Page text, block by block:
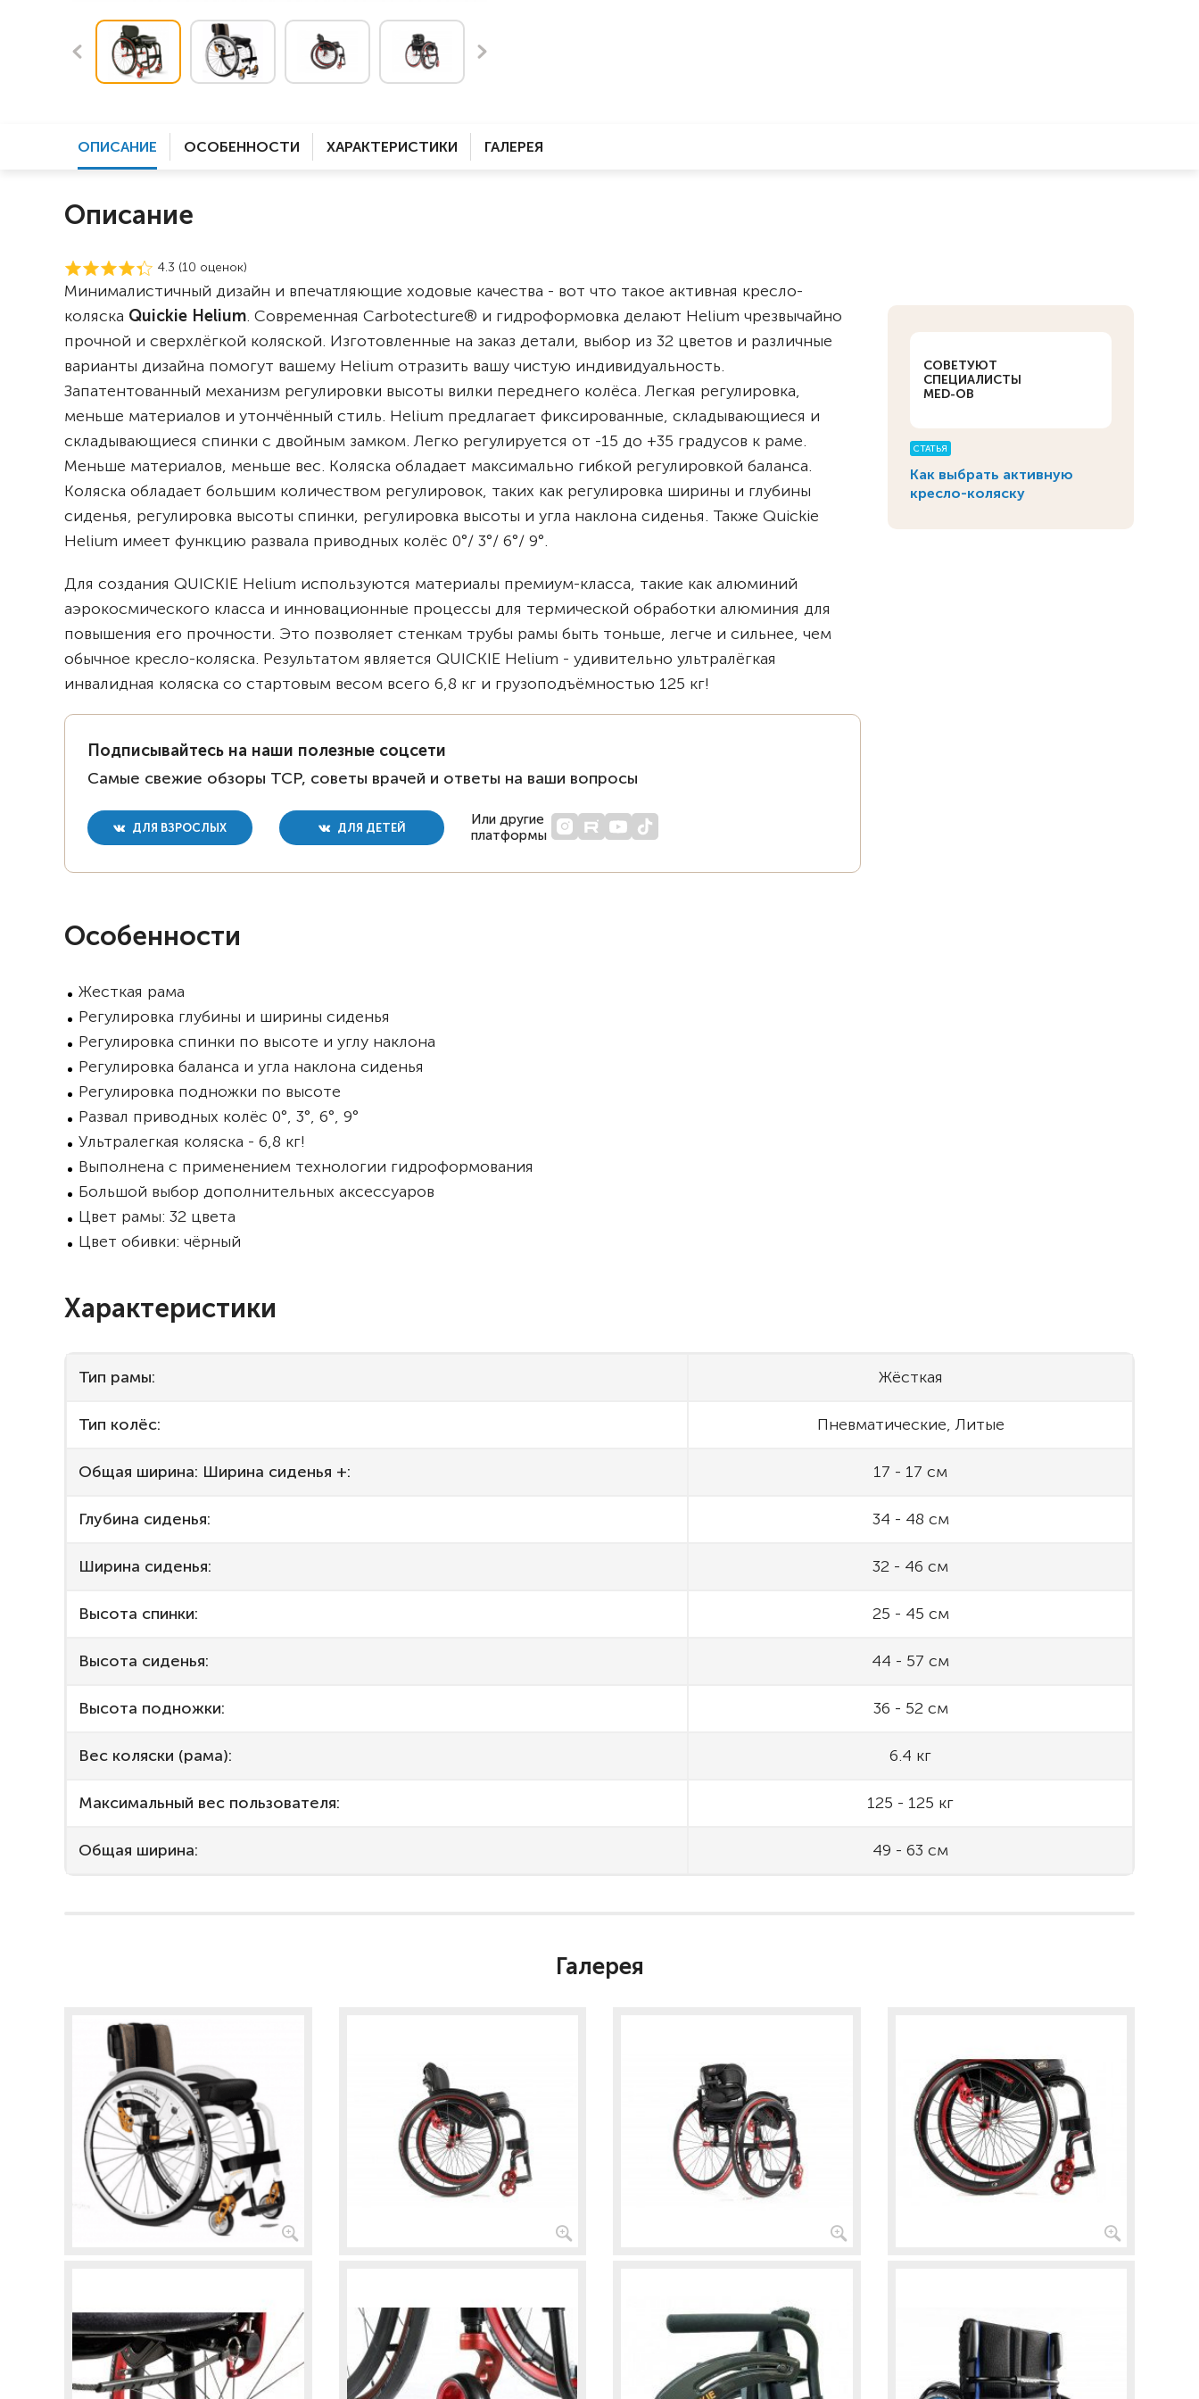
электроприводом
Скутеры
Оборудование с туалетом
колясок
Вертикализаторы
Кровати для дома
Кислородное оборудование
Для бассейна
Для ванны
Для дома
ОПИСАНИЕ ОСОБЕННОСТИ ХАРАКТЕРИСТИКИ ГАЛЕРЕЯ
Описание
4.3 (10 оценок)
СОВЕТУЮТ
СПЕЦИАЛИСТЫ
MED-OB
СТАТЬЯ
Как выбрать активную
кресло-коляску
Минималистичный дизайн и впечатляющие ходовые качества - вот что такое активная кресло-
коляска Quickie Helium. Современная Carbotecture® и гидроформовка делают Helium чрезвычайно
прочной и сверхлёгкой коляской. Изготовленные на заказ детали, выбор из 32 цветов и различные
варианты дизайна помогут вашему Helium отразить вашу чистую индивидуальность.
Запатентованный механизм регулировки высоты вилки переднего колёса. Легкая регулировка,
меньше материалов и утончённый стиль. Helium предлагает фиксированные, складывающиеся и
складывающиеся спинки с двойным замком. Легко регулируется от -15 до +35 градусов к раме.
Меньше материалов, меньше вес. Коляска обладает максимально гибкой регулировкой баланса.
Коляска обладает большим количеством регулировок, таких как регулировка ширины и глубины
сиденья, регулировка высоты спинки, регулировка высоты и угла наклона сиденья. Также Quickie
Helium имеет функцию развала приводных колёс 0°/ 3°/ 6°/ 9°.
Для создания QUICKIE Helium используются материалы премиум-класса, такие как алюминий
аэрокосмического класса и инновационные процессы для термической обработки алюминия для
повышения его прочности. Это позволяет стенкам трубы рамы быть тоньше, легче и сильнее, чем
обычное кресло-коляска. Результатом является QUICKIE Helium - удивительно ультралёгкая
инвалидная коляска со стартовым весом всего 6,8 кг и грузоподъёмностью 125 кг!
Подписывайтесь на наши полезные соцсети
Самые свежие обзоры ТСР, советы врачей и ответы на ваши вопросы
ДЛЯ ВЗРОСЛЫХ ДЛЯ ДЕТЕЙ
Или другие
платформы
Особенности
Жесткая рама
Регулировка глубины и ширины сиденья
Регулировка спинки по высоте и углу наклона
Регулировка баланса и угла наклона сиденья
Регулировка подножки по высоте
Развал приводных колёс 0°, 3°, 6°, 9°
Ультралегкая коляска - 6,8 кг!
Выполнена с применением технологии гидроформования
Большой выбор дополнительных аксессуаров
Цвет рамы: 32 цвета
Цвет обивки: чёрный
Характеристики
Тип рамы: Жёсткая
Тип колёс: Пневматические, Литые
Общая ширина: Ширина сиденья +: 17 - 17 см
Глубина сиденья: 34 - 48 см
Ширина сиденья: 32 - 46 см
Высота спинки: 25 - 45 см
Высота сиденья: 44 - 57 см
Высота подножки: 36 - 52 см
Вес коляски (рама): 6.4 кг
Максимальный вес пользователя: 125 - 125 кг
Общая ширина: 49 - 63 см
Галерея